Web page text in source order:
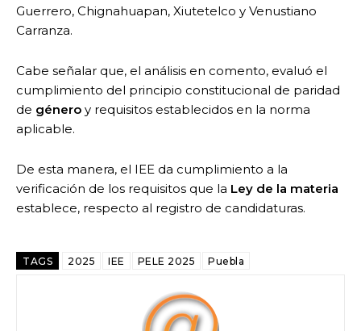
Guerrero, Chignahuapan, Xiutetelco y Venustiano
Carranza.
Cabe señalar que, el análisis en comento, evaluó el
cumplimiento del principio constitucional de paridad
de género y requisitos establecidos en la norma
aplicable.
De esta manera, el IEE da cumplimiento a la
verificación de los requisitos que la Ley de la materia
establece, respecto al registro de candidaturas.
TAGS 2025 IEE PELE 2025 Puebla